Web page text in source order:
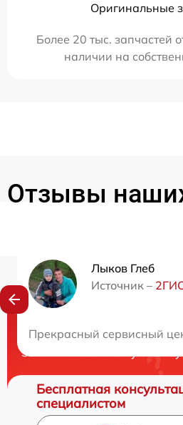
Оригинальные
Более 20 тыс. запчастей
наличии на
Отзывы
Лыков Глеб
Источник –
Прекрасный сервисный
Нужна
Закажите бесплатную
Бесплатная
специалистом